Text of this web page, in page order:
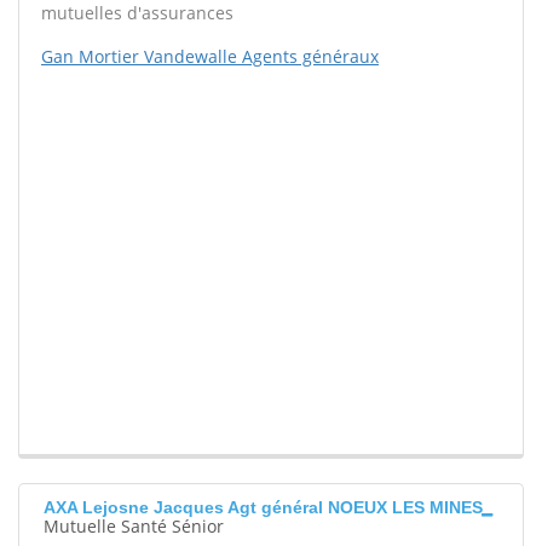
mutuelles d'assurances
Gan Mortier Vandewalle Agents généraux
AXA Lejosne Jacques Agt général NOEUX LES MINES
Mutuelle Santé Sénior